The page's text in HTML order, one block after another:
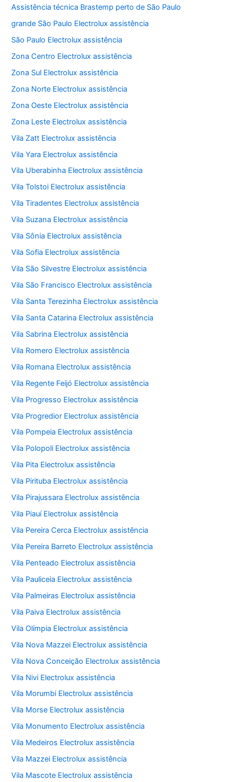
Assistência técnica Brastemp perto de São Paulo
grande São Paulo Electrolux assistência
São Paulo Electrolux assistência
Zona Centro Electrolux assistência
Zona Sul Electrolux assistência
Zona Norte Electrolux assistência
Zona Oeste Electrolux assistência
Zona Leste Electrolux assistência
Vila Zatt Electrolux assistência
Vila Yara Electrolux assistência
Vila Uberabinha Electrolux assistência
Vila Tolstoi Electrolux assistência
Vila Tiradentes Electrolux assistência
Vila Suzana Electrolux assistência
Vila Sônia Electrolux assistência
Vila Sofia Electrolux assistência
Vila São Silvestre Electrolux assistência
Vila São Francisco Electrolux assistência
Vila Santa Terezinha Electrolux assistência
Vila Santa Catarina Electrolux assistência
Vila Sabrina Electrolux assistência
Vila Romero Electrolux assistência
Vila Romana Electrolux assistência
Vila Regente Feijó Electrolux assistência
Vila Progresso Electrolux assistência
Vila Progredior Electrolux assistência
Vila Pompeia Electrolux assistência
Vila Polopoli Electrolux assistência
Vila Pita Electrolux assistência
Vila Pirituba Electrolux assistência
Vila Pirajussara Electrolux assistência
Vila Piauí Electrolux assistência
Vila Pereira Cerca Electrolux assistência
Vila Pereira Barreto Electrolux assistência
Vila Penteado Electrolux assistência
Vila Pauliceia Electrolux assistência
Vila Palmeiras Electrolux assistência
Vila Paiva Electrolux assistência
Vila Olímpia Electrolux assistência
Vila Nova Mazzei Electrolux assistência
Vila Nova Conceição Electrolux assistência
Vila Nivi Electrolux assistência
Vila Morumbi Electrolux assistência
Vila Morse Electrolux assistência
Vila Monumento Electrolux assistência
Vila Medeiros Electrolux assistência
Vila Mazzei Electrolux assistência
Vila Mascote Electrolux assistência